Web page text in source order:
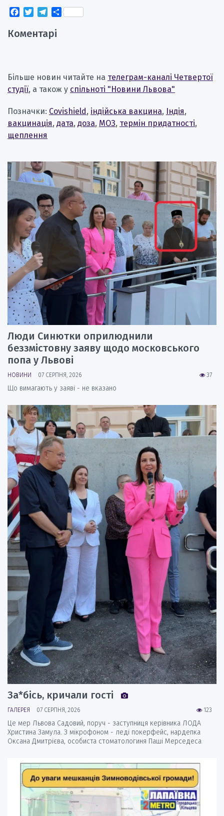
Facebook
TwitterTelegram
Поділитися
Коментарі
Більше новин читайте на телеграм-каналі Четвертої
студії, а також у спільноті "Новини Львова"
Позначки: Covishield, індійська вакцина, Індія,
вакцинація, дата, доза, МОЗ, термін придатності,
щеплення
Люди Синютки оприлюднили
беззмістовну заяву щодо московського
попа у Львові
37
НОВИНИ 07 СЕРПНЯ, 2026
Що вимагають у заяві - не вказано
За*бісь, кричали гості
123
ГАЛЕРЕЯ 07 СЕРПНЯ, 2026
Це мер Львова Садовий, поруч - заступниця керівника ЛОДА
Христина Замула. З мікрофоном - леді покерфейс, нардепка
Оксана Дмитрієва, особиста стоматологиня Паші Мерседеса